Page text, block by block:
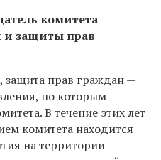
комитета
и защиты прав
защита прав граждан —
по которым
В течение этих лет
комитета находится
на территории